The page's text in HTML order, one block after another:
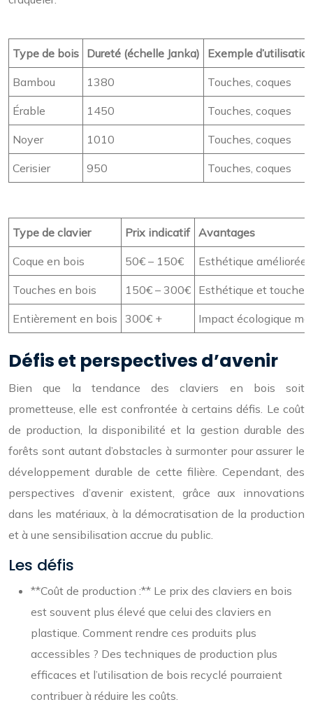
Type de bois Dureté (échelle Janka) Exemple
Bambou 1380 Touches, coques
Érable 1450 Touches, coques
Noyer 1010 Touches, coques
Cerisier 950 Touches, coques
Type de clavier Prix indicatif Avantages
Coque en bois 50€ – 150€ Esthétique
Touches en bois 150€ – 300€ Esthétique et toucher
Entièrement en bois 300€ + Impact écologique
Défis et perspectives d’avenir
Bien que la tendance des claviers en bois soit
prometteuse, elle est confrontée à certains défis. Le coût
de production, la disponibilité et la gestion durable des
forêts sont autant d’obstacles à surmonter pour assurer le
développement durable de cette filière. Cependant, des
perspectives d’avenir existent, grâce aux innovations
dans les matériaux, à la démocratisation de la production
et à une sensibilisation accrue du public.
Les défis
**Coût de production :** Le prix des claviers en bois
est souvent plus élevé que celui des claviers en
plastique. Comment rendre ces produits plus
accessibles ? Des techniques de production plus
efficaces et l’utilisation de bois recyclé pourraient
contribuer à réduire les coûts.